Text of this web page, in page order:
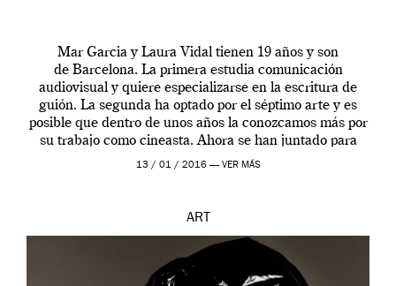
Mar Garcia y Laura Vidal tienen 19 años y son
de Barcelona. La primera estudia comunicación
audiovisual y quiere especializarse en la escritura de
guión. La segunda ha optado por el séptimo arte y es
posible que dentro de unos años la conozcamos más por
su trabajo como cineasta. Ahora se han juntado para
contarnos una […]
13 / 01 / 2016 — VER MÁS
ART